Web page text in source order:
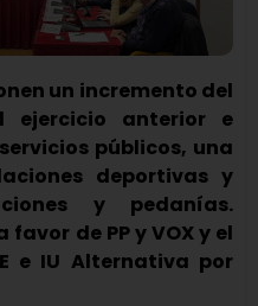
un incremento del
ejercicio anterior e
públicos, una
deportivas y
y pedanías.
de PP y VOX y el
e IU Alternativa por